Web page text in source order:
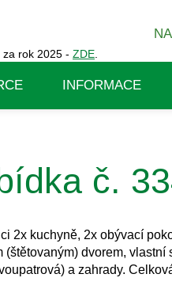
rok 2025 - ZDE
INFORMACE
č.
2x kuchyně, 2x obývací
dvorem,
a zahrady.